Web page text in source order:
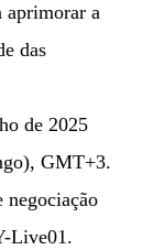
aprimorar a
das
de 2025
GMT+3.
negociação
Live01.